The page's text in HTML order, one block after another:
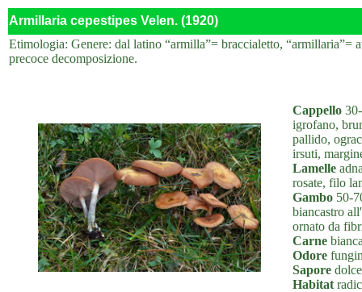
Armillaria cepestipes Velen. (1920)
Etimologia: Genere: dal latino “armilla”= braccialetto, “armillaria”=
precoce decomposizione.
Cappello
igrofano,
pallido,
irsuti,
Lamelle
rosate, filo
Gambo 50-
biancastro
ornato da
Carne
Odore
Sapore
Habitat